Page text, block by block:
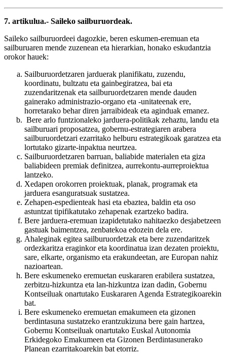
7. artikulua.- Saileko sailburuordeak.
Saileko sailburuordeei dagozkie, beren eskumen-eremuan eta
sailburuaren mende zuzenean eta hierarkian, honako eskudantzia
orokor hauek:
Sailburuordetzaren jarduerak planifikatu, zuzendu,
koordinatu, bultzatu eta gainbegiratzea, bai eta
zuzendaritzenak eta sailburuordetzaren mende dauden
gainerako administrazio-organo eta -unitateenak ere,
horretarako behar diren jarraibideak eta aginduak emanez.
Bere arlo funtzionaleko jarduera-politikak zehaztu, landu eta
sailburuari proposatzea, gobernu-estrategiaren arabera
sailburuordetzari ezarritako helburu estrategikoak garatzea eta
lortutako gizarte-inpaktua neurtzea.
Sailburuordetzaren barruan, baliabide materialen eta giza
baliabideen premiak definitzea, aurrekontu-aurreproiektua
lantzeko.
Xedapen orokorren proiektuak, planak, programak eta
jarduera esanguratsuak sustatzea.
Zehapen-espedienteak hasi eta ebaztea, baldin eta oso
astuntzat tipifikatutako zehapenak ezartzeko badira.
Bere jarduera-eremuan izapidetutako nahitaezko desjabetzeen
gastuak baimentzea, zenbatekoa edozein dela ere.
Ahaleginak egitea sailburuordetzak eta bere zuzendaritzek
ordezkaritza eraginkor eta koordinatua izan dezaten proiektu,
sare, elkarte, organismo eta erakundeetan, are Europan nahiz
nazioartean.
Bere eskumeneko eremuetan euskararen erabilera sustatzea,
zerbitzu-hizkuntza eta lan-hizkuntza izan dadin, Gobernu
Kontseiluak onartutako Euskararen Agenda Estrategikoarekin
bat.
Bere eskumeneko eremuetan emakumeen eta gizonen
berdintasuna sustatzeko erantzukizuna bere gain hartzea,
Gobernu Kontseiluak onartutako Euskal Autonomia
Erkidegoko Emakumeen eta Gizonen Berdintasunerako
Planean ezarritakoarekin bat etorriz.